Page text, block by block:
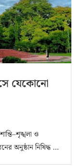
যেকোনো
ও
অনুষ্ঠান নিষিদ্ধ …